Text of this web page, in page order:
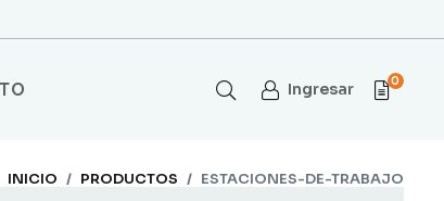
Ingresar 0
INICIO PRODUCTOS ESTACIONES-DE-TRABAJO